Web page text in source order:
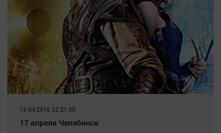
16.04.2016 22:21:00
17 апреля Челябинск